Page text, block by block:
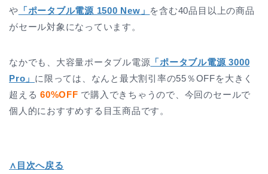
や 「ポータブル電源 1500 New」 を含む40品目以上の商品
がセール対象になっています。
なかでも、大容量ポータブル電源 「ポータブル電源 3000
Pro」 に限っては、なんと最大割引率の55％OFFを大きく
超える60%OFF で購入できちゃうので、今回のセールで
個人的におすすめする目玉商品です。
∧目次へ戻る